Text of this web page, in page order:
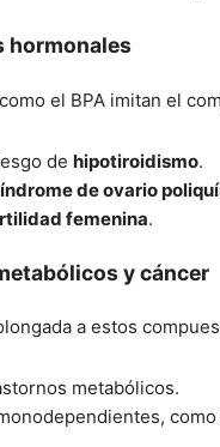
hormonales
el BPA imitan el
de hipotiroidismo.
de ovario
femenina.
y cáncer
a estos
metabólicos.